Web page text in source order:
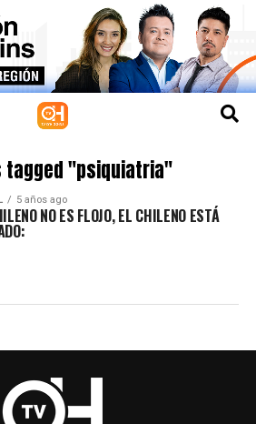
tagged "psiquiatria"
5 años ago
NO ES FLOJO, EL CHILENO ESTÁ